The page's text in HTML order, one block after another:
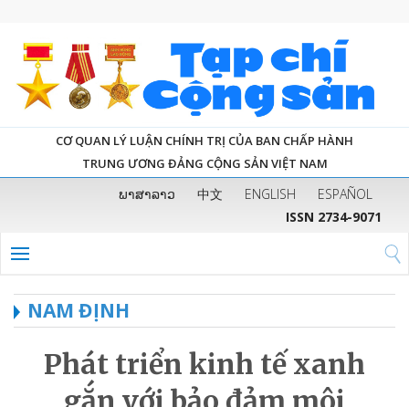
CƠ QUAN LÝ LUẬN CHÍNH TRỊ CỦA BAN CHẤP HÀNH
TRUNG ƯƠNG ĐẢNG CỘNG SẢN VIỆT NAM
ພາສາລາວ 中文 ENGLISH
ESPAÑOL
ISSN 2734-9071
NAM ĐỊNH
Phát triển kinh tế xanh